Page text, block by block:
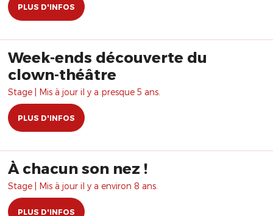
PLUS D'INFOS
Week-ends découverte du
clown-théâtre
Stage | Mis à jour il y a presque 5 ans.
PLUS D'INFOS
À chacun son nez !
Stage | Mis à jour il y a environ 8 ans.
PLUS D'INFOS